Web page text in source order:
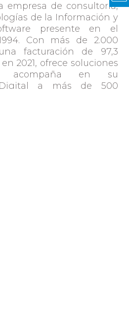
empresa de consultoría,
de la Información y
presente en el
Con más de 2.000
facturación de 97,3
2021, ofrece soluciones
acompaña en su
Digital a más de 500